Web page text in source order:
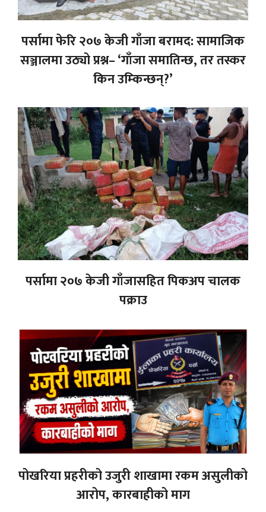
पर्सामा फेरि २०७ केजी गाँजा बरामद: सामाजिक
सञ्जालमा उठ्यो प्रश्न– ‘गाँजा समातिन्छ, तर तस्कर
किन उम्किन्छन्?’
पर्सामा २०७ केजी गाँजासहित पिकअप चालक
पक्राउ
पोखरिया प्रहरीको उजुरी शाखामा रकम असुलीको
आरोप, कारबाहीको माग